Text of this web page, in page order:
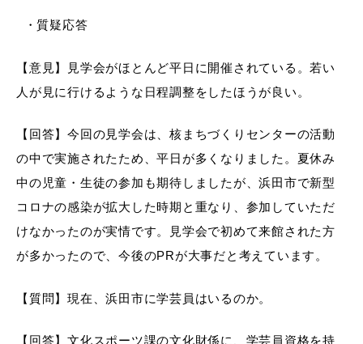
気象情報リンク集
ごみ分別早見表
目的別の
募集情報
・質疑応答
【意見】見学会がほとんど平日に開催されている。若い
人が見に行けるような日程調整をしたほうが良い。
【回答】今回の見学会は、核まちづくりセンターの活動
の中で実施されたため、平日が多くなりました。夏休み
中の児童・生徒の参加も期待しましたが、浜田市で新型
コロナの感染が拡大した時期と重なり、参加していただ
けなかったのが実情です。見学会で初めて来館された方
が多かったので、今後のPRが大事だと考えています。
【質問】現在、浜田市に学芸員はいるのか。
【回答】文化スポーツ課の文化財係に、学芸員資格を持